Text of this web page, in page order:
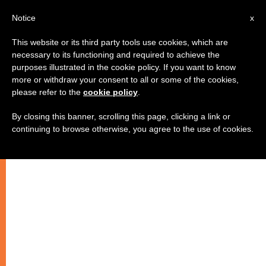
المونسنيور فؤاد طوال: "أهميّة الإيمان
في إحلال السلام"
x
Notice
This website or its third party tools use cookies, which are
necessary to its functioning and required to achieve the
purposes illustrated in the cookie policy. If you want to know
more or withdraw your consent to all or some of the cookies,
please refer to the cookie policy
By closing this banner, scrolling this page, clicking a link or
continuing to browse otherwise, you agree to the use of cookies.